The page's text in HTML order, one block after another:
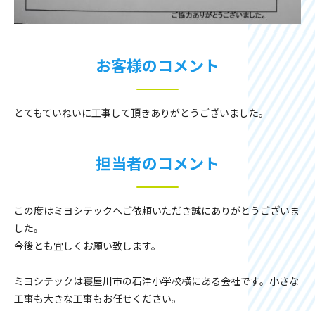
お客様のコメント
とてもていねいに工事して頂きありがとうございました。
担当者のコメント
この度はミヨシテックへご依頼いただき誠にありがとうございま
した。
今後とも宜しくお願い致します。
ミヨシテックは寝屋川市の石津小学校横にある会社です。小さな
工事も大きな工事もお任せください。